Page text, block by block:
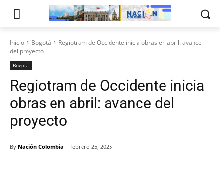
Inicio Bogotá
Regiotram de Occidente inicia obras en abril: avance
del proyecto
Bogotá
Regiotram de Occidente inicia
obras en abril: avance del
proyecto
By Nación Colombia febrero 25, 2025